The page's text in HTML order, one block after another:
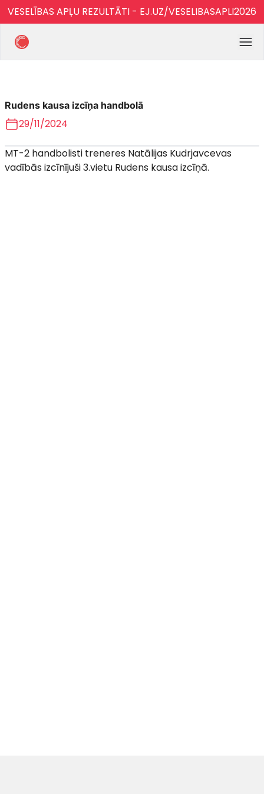
VESELĪBAS APĻU REZULTĀTI - EJ.UZ/VESELIBASAPLI2026
Rudens kausa izcīņa handbolā
29/11/2024
MT-2 handbolisti treneres Natālijas Kudrjavcevas
vadībās izcīnījuši 3.vietu Rudens kausa izcīņā.